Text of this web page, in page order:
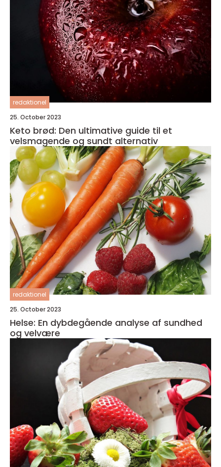
redaktionel
25. October 2023
Keto brød: Den ultimative guide til et
velsmagende og sundt alternativ
redaktionel
25. October 2023
Helse: En dybdegående analyse af sundhed
og velvære